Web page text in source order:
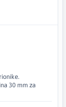
30 mm za